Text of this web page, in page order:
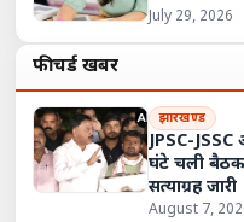
July 29, 2026
फीचर्ड खबरें
झारखण्ड
JPSC-
घंटे चली
सत्याग्रह जारी
August 7,